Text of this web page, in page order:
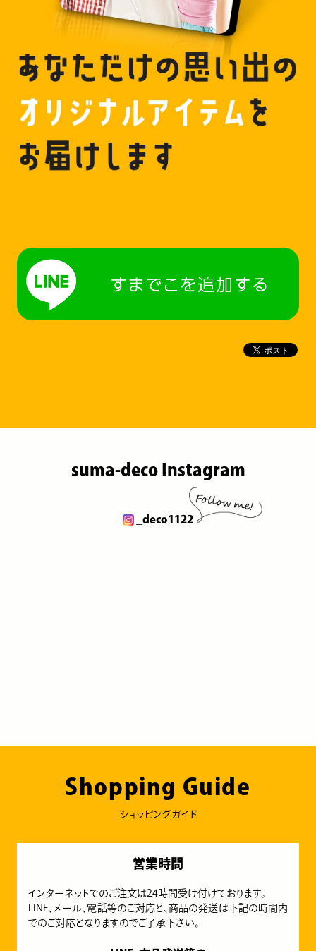
suma-deco Instagram
_deco1122
Shopping Guide
ショッピングガイド
営業時間
インターネットでのご注文は24時間受け付けております。
LINE、メール、電話等のご対応と、商品の発送は下記の時間内
でのご対応となりますのでご了承下さい。